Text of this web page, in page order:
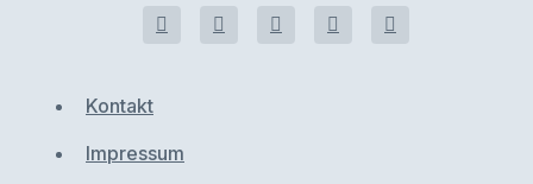
Kontakt
Impressum